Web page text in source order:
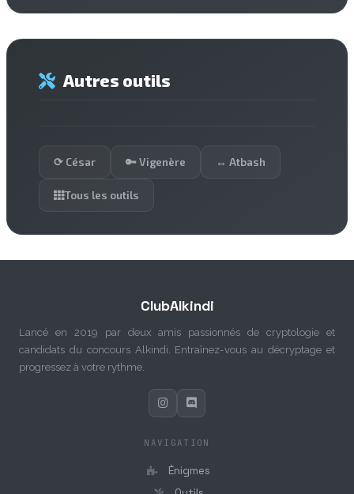
Autres outils
⟳ César 🔑 Vigenère ↔ Atbash
Tous les outils
ClubAlkindi
Lancé en 2019 par deux amis passionnés de cryptologie et
candidats du concours Alkindi. Entraînez-vous au décryptage et
progressez à votre rythme.
NAVIGATION
Énigmes